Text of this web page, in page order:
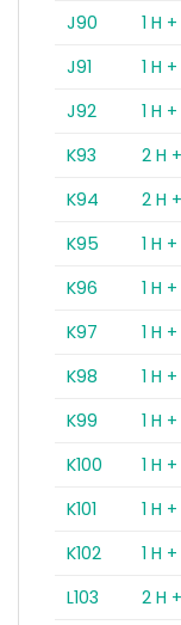
J90
1 H
J91
1 H
J92
1 H
K93
2 H
K94
2 H
K95
1 H
K96
1 H
K97
1 H
K98
1 H
K99
1 H
K100
1 H
K101
1 H
K102
1 H
L103
2 H